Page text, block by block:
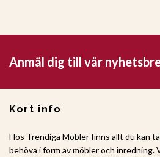
Anmäl dig till vår
Kort info
Hos Trendiga Möbler finns allt du kan
behöva i form av möbler och inredning.